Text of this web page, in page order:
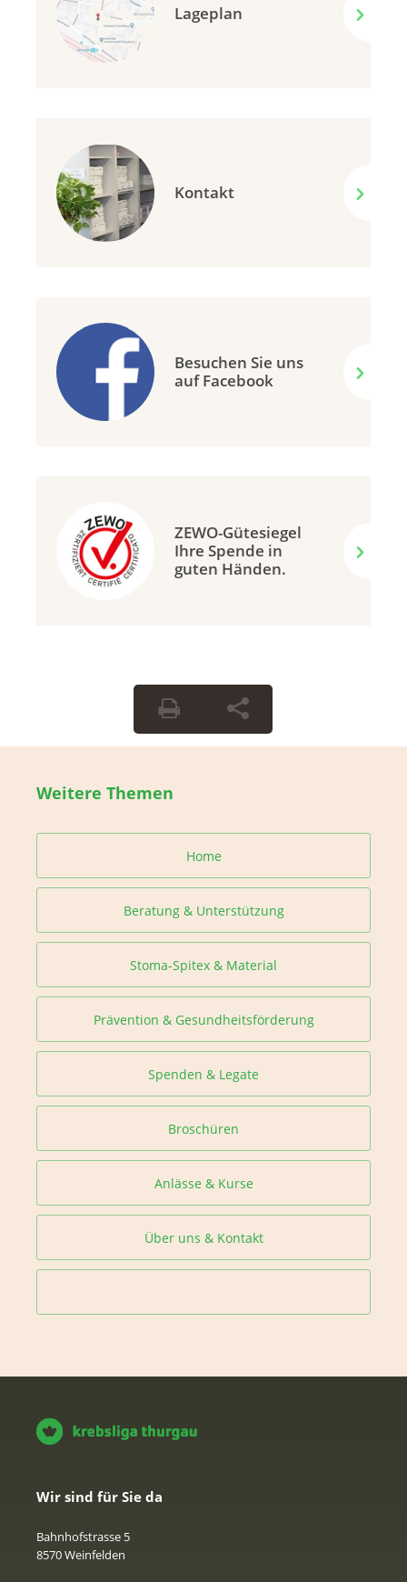
Lageplan
Kontakt
Besuchen Sie uns
auf Facebook
ZEWO-Gütesiegel
Ihre Spende in
guten Händen.
Weitere Themen
Home
Beratung & Unterstützung
Stoma-Spitex & Material
Prävention & Gesundheitsförderung
Spenden & Legate
Broschüren
Anlässe & Kurse
Über uns & Kontakt
Wir sind für Sie da
Bahnhofstrasse 5
8570 Weinfelden